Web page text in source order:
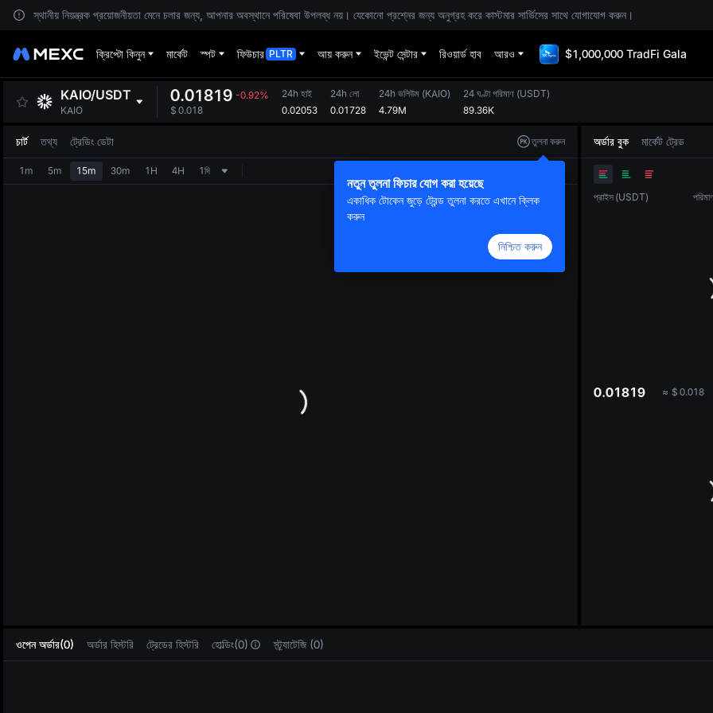
স্থানীয় নিয়ন্ত্রক প্রয়োজনীয়তা মেনে চলার জন্য, আপনার অবস্থানে পরিষেবা উপলব্ধ নয়। যেকোনো প্রশ্নের জন্য অনুগ্রহ করে কাস্টমার সার্ভিসের সাথে যোগাযোগ করুন।
ক্রিপ্টো কিনুন মার্কেট স্পট ফিউচার PLTR আয় করুন ইভেন্ট সেন্টার রিওয়ার্ড হাব আরও $1,000,000 TradFi Gala
KAIO/USDT
KAIO
0.01819 -0.92%
$ 0.018
24h হাই
0.02053
24h লো
0.01728
24h ভলিউম (KAIO)
4.79M
24 ঘণ্টা পরিমাণ (USDT)
89.36K
চার্ট তথ্য ট্রেডিং ডেটা তুলনা করুন
নতুন তুলনা ফিচার যোগ করা হয়েছে
একাধিক টোকেন জুড়ে ট্রেন্ড তুলনা করতে এখানে ক্লিক
করুন
নিশ্চিত করুন
1m 5m 15m 30m 1H 4H 1দি
অর্ডার বুক মার্কেট ট্রেড
প্রাইস (USDT)
0.01819 ≈ $ 0.018
ওপেন অর্ডার(0) অর্ডার হিস্টরি ট্রেডের হিস্টরি হোল্ডিং(0) স্ট্র্যাটেজি (0)